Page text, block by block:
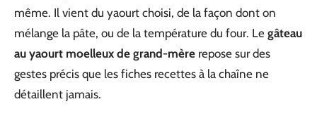
même. Il vient du yaourt choisi, de la façon dont on
mélange la pâte, ou de la température du four. Le gâteau
au yaourt moelleux de grand-mère repose sur des
gestes précis que les fiches recettes à la chaîne ne
détaillent jamais.